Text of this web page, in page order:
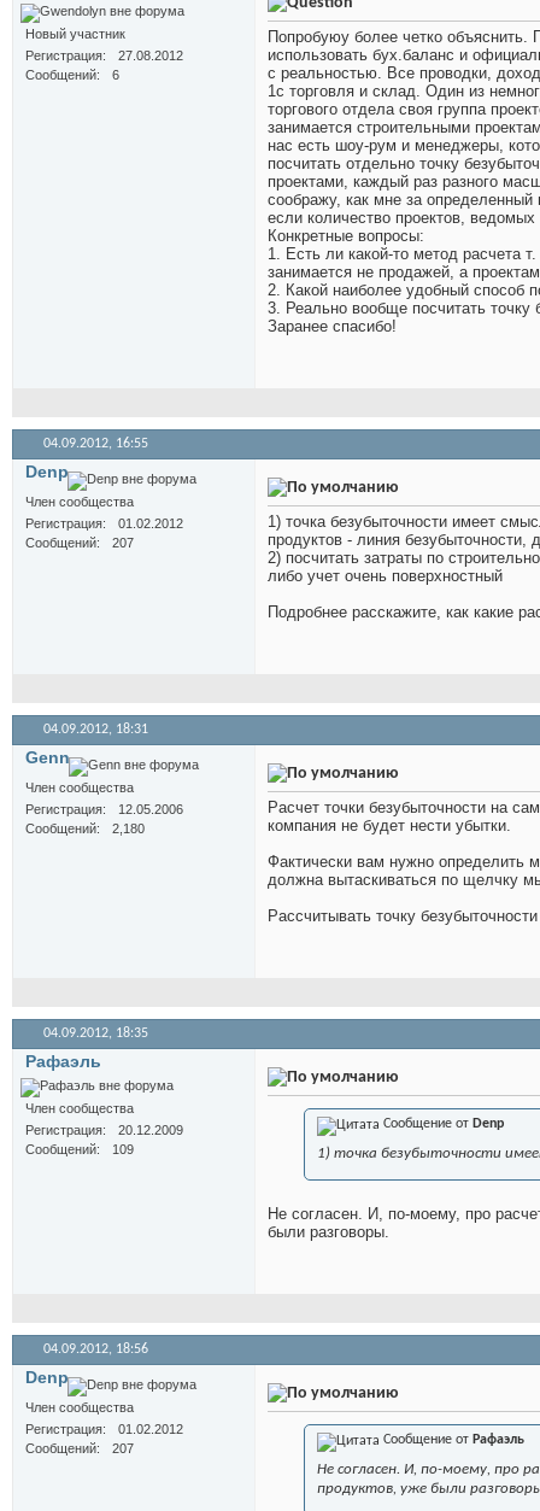
Новый участник
Регистрация
27.08.2012
Сообщений
6
Попробуюу более четко объяснить.
использовать бух.баланс и
с реальностью. Все проводки,
1с торговля и склад. Один из
торгового отдела своя группа
занимается строительными
нас есть шоу-рум и менеджеры,
посчитать отдельно точку
проектами, каждый раз разного
соображу, как мне за
если количество проектов,
Конкретные вопросы:
1. Есть ли какой-то метод расчета
занимается не продажей, а
2. Какой наиболее удобный способ
3. Реально вообще посчитать точку
Заранее спасибо!
04.09.2012, 16:55
Denp
Член сообщества
Регистрация
01.02.2012
Сообщений
207
1) точка безубыточности имеет
продуктов - линия безубыточности,
2) посчитать затраты по
либо учет очень поверхностный
Подробнее расскажите, как какие
04.09.2012, 18:31
Genn
Член сообщества
Регистрация
12.05.2006
Сообщений
2,180
Расчет точки безубыточности на
компания не будет нести убытки.
Фактически вам нужно определить
должна вытаскиваться по щелчку
Рассчитывать точку
04.09.2012, 18:35
Рафаэль
Член сообщества
Регистрация
20.12.2009
Сообщений
109
Сообщение от Denp
1) точка безубыточности
Не согласен. И, по-моему, про
были разговоры.
04.09.2012, 18:56
Denp
Член сообщества
Регистрация
01.02.2012
Сообщений
207
Сообщение от Рафаэль
Не согласен. И, по-моему, про
продуктов, уже были